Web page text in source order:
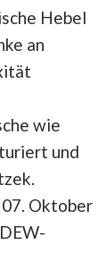
Hebel
an
wie
und
Oktober